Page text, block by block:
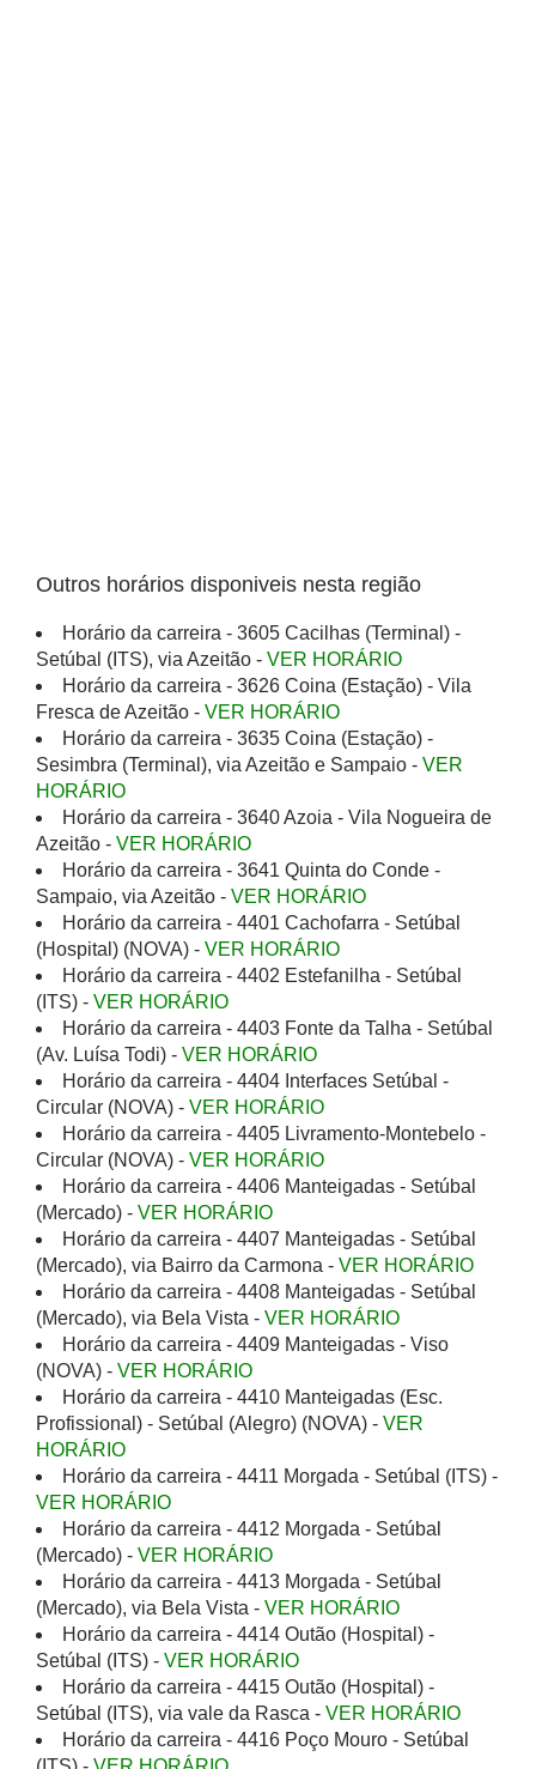
Outros horários disponiveis nesta região
Horário da carreira - 3605 Cacilhas (Terminal) -
Setúbal (ITS), via Azeitão - VER HORÁRIO
Horário da carreira - 3626 Coina (Estação) - Vila
Fresca de Azeitão - VER HORÁRIO
Horário da carreira - 3635 Coina (Estação) -
Sesimbra (Terminal), via Azeitão e Sampaio - VER
HORÁRIO
Horário da carreira - 3640 Azoia - Vila Nogueira de
Azeitão - VER HORÁRIO
Horário da carreira - 3641 Quinta do Conde -
Sampaio, via Azeitão - VER HORÁRIO
Horário da carreira - 4401 Cachofarra - Setúbal
(Hospital) (NOVA) - VER HORÁRIO
Horário da carreira - 4402 Estefanilha - Setúbal
(ITS) - VER HORÁRIO
Horário da carreira - 4403 Fonte da Talha - Setúbal
(Av. Luísa Todi) - VER HORÁRIO
Horário da carreira - 4404 Interfaces Setúbal -
Circular (NOVA) - VER HORÁRIO
Horário da carreira - 4405 Livramento-Montebelo -
Circular (NOVA) - VER HORÁRIO
Horário da carreira - 4406 Manteigadas - Setúbal
(Mercado) - VER HORÁRIO
Horário da carreira - 4407 Manteigadas - Setúbal
(Mercado), via Bairro da Carmona - VER HORÁRIO
Horário da carreira - 4408 Manteigadas - Setúbal
(Mercado), via Bela Vista - VER HORÁRIO
Horário da carreira - 4409 Manteigadas - Viso
(NOVA) - VER HORÁRIO
Horário da carreira - 4410 Manteigadas (Esc.
Profissional) - Setúbal (Alegro) (NOVA) - VER
HORÁRIO
Horário da carreira - 4411 Morgada - Setúbal (ITS) -
VER HORÁRIO
Horário da carreira - 4412 Morgada - Setúbal
(Mercado) - VER HORÁRIO
Horário da carreira - 4413 Morgada - Setúbal
(Mercado), via Bela Vista - VER HORÁRIO
Horário da carreira - 4414 Outão (Hospital) -
Setúbal (ITS) - VER HORÁRIO
Horário da carreira - 4415 Outão (Hospital) -
Setúbal (ITS), via vale da Rasca - VER HORÁRIO
Horário da carreira - 4416 Poço Mouro - Setúbal